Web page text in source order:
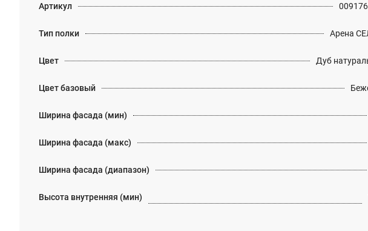
Артикул
Тип полки Арена
Цвет Дуб
Цвет базовый
Ширина фасада (мин)
Ширина фасада (макс)
Ширина фасада (диапазон)
Высота внутренняя (мин)